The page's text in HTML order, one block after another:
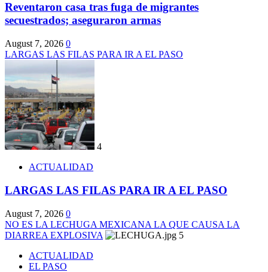
Reventaron casa tras fuga de migrantes
secuestrados; aseguraron armas
August 7, 2026 0
LARGAS LAS FILAS PARA IR A EL PASO
4
ACTUALIDAD
LARGAS LAS FILAS PARA IR A EL PASO
August 7, 2026 0
NO ES LA LECHUGA MEXICANA LA QUE CAUSA LA
DIARREA EXPLOSIVA
5
ACTUALIDAD
EL PASO